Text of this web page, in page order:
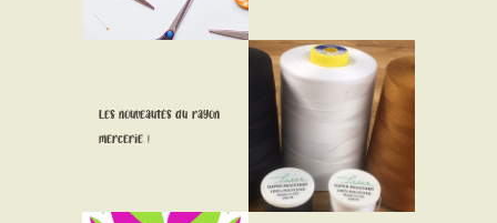
Les nouveautés du rayon
mercerie !